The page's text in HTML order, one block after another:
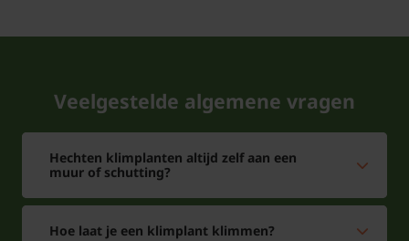
Veelgestelde algemene vragen
Hechten klimplanten altijd zelf aan een
muur of schutting?
Hoe laat je een klimplant klimmen?